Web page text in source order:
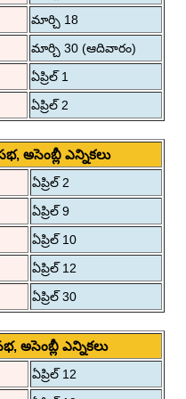
మార్చి 18
మార్చి 30 (ఆదివారం)
ఏప్రిల్ 1
ఏప్రిల్ 2
అసెంబ్లీ ఎన్నికలు
ఏప్రిల్ 2
ఏప్రిల్ 9
ఏప్రిల్ 10
ఏప్రిల్ 12
ఏప్రిల్ 30
అసెంబ్లీ ఎన్నికలు
ఏప్రిల్ 12